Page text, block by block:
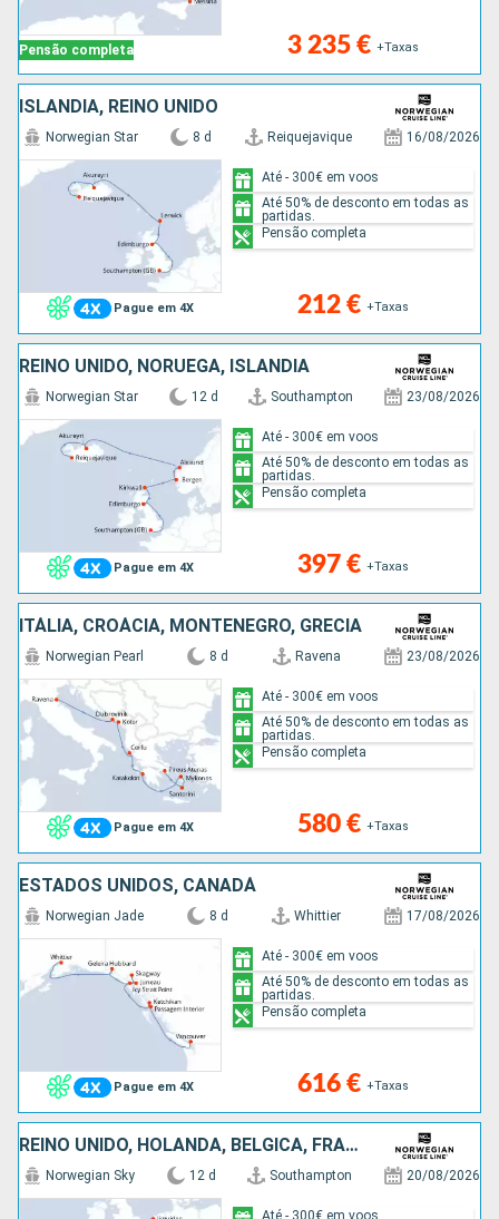
Pensão completa 3 235 € +Taxas
ISLÂNDIA, REINO UNIDO
Pague em 4X
Norwegian Star 8 d Reiquejavique 16/08/2026
212 € +Taxas
Até - 300€ em voos
Até 50% de desconto em todas as
partidas.
Pensão completa
REINO UNIDO, NORUEGA, ISLÂNDIA
Pague em 4X
Norwegian Star 12 d Southampton 23/08/2026
397 € +Taxas
Até - 300€ em voos
Até 50% de desconto em todas as
partidas.
Pensão completa
ITÁLIA, CROÁCIA, MONTENEGRO, GRÉCIA
Pague em 4X
Norwegian Pearl 8 d Ravena 23/08/2026
580 € +Taxas
Até - 300€ em voos
Até 50% de desconto em todas as
partidas.
Pensão completa
ESTADOS UNIDOS, CANADÁ
Pague em 4X
Norwegian Jade 8 d Whittier 17/08/2026
616 € +Taxas
Até - 300€ em voos
Até 50% de desconto em todas as
partidas.
Pensão completa
REINO UNIDO, HOLANDA, BÉLGICA, FRANÇA, ESPANHA, PORTUGAL, MAIORCA
Norwegian Sky 12 d Southampton 20/08/2026
Até - 300€ em voos